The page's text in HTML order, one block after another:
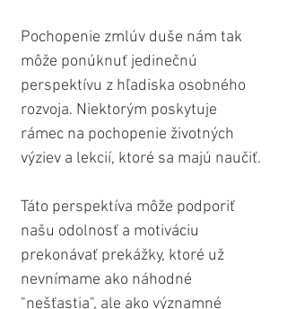
Pochopenie zmlúv duše nám tak
môže ponúknuť jedinečnú
perspektívu z hľadiska osobného
rozvoja. Niektorým poskytuje
rámec na pochopenie životných
výziev a lekcií, ktoré sa majú naučiť.
Táto perspektíva môže podporiť
našu odolnosť a motiváciu
prekonávať prekážky, ktoré už
nevnímame ako náhodné
"nešťastia", ale ako významné